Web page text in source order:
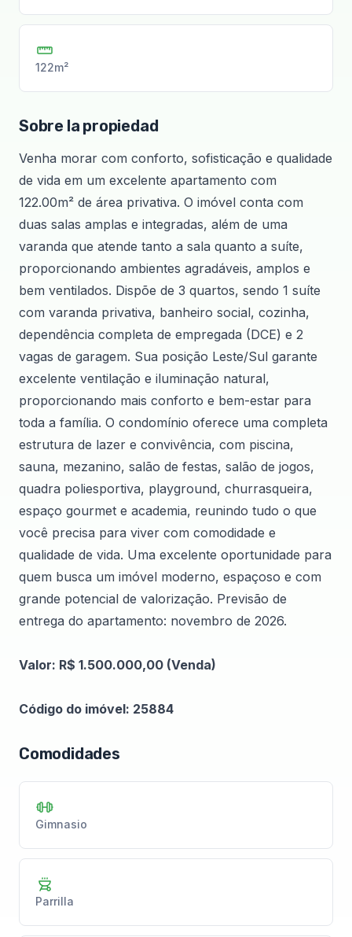
122m²
Sobre la propiedad
Venha morar com conforto, sofisticação e qualidade
de vida em um excelente apartamento com
122.00m² de área privativa. O imóvel conta com
duas salas amplas e integradas, além de uma
varanda que atende tanto a sala quanto a suíte,
proporcionando ambientes agradáveis, amplos e
bem ventilados. Dispõe de 3 quartos, sendo 1 suíte
com varanda privativa, banheiro social, cozinha,
dependência completa de empregada (DCE) e 2
vagas de garagem. Sua posição Leste/Sul garante
excelente ventilação e iluminação natural,
proporcionando mais conforto e bem-estar para
toda a família. O condomínio oferece uma completa
estrutura de lazer e convivência, com piscina,
sauna, mezanino, salão de festas, salão de jogos,
quadra poliesportiva, playground, churrasqueira,
espaço gourmet e academia, reunindo tudo o que
você precisa para viver com comodidade e
qualidade de vida. Uma excelente oportunidade para
quem busca um imóvel moderno, espaçoso e com
grande potencial de valorização. Previsão de
entrega do apartamento: novembro de 2026.
Valor: R$ 1.500.000,00 (Venda)
Código do imóvel: 25884
Comodidades
Gimnasio
Parrilla